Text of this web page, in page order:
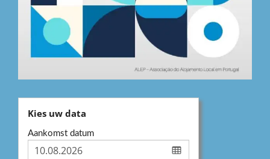
Kies uw data
Aankomst datum